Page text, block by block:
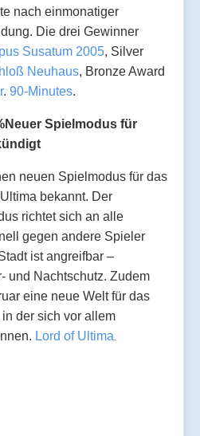
nach einmonatiger
Die drei Gewinner
Susatum 2005, Silver
Neuhaus, Bronze Award
. 90-Minutes.
Spielmodus für
neuen Spielmodus für das
bekannt. Der
richtet sich an alle
gegen andere Spieler
ist angreifbar –
und Nachtschutz. Zudem
eine neue Welt für das
der sich vor allem
Lord of Ultima